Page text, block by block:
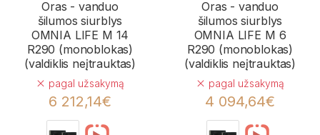
Oras - vanduo
šilumos siurblys
OMNIA LIFE M 14
R290 (monoblokas)
(valdiklis neįtrauktas)
pagal užsakymą
6 212,14€
Oras - vanduo
šilumos siurblys
OMNIA LIFE M 6
R290 (monoblokas)
(valdiklis neįtrauktas)
pagal užsakymą
4 094,64€